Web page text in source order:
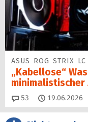
ASUS ROG STRIX
„Kabellose“
53 Kommentare
19.06.2026